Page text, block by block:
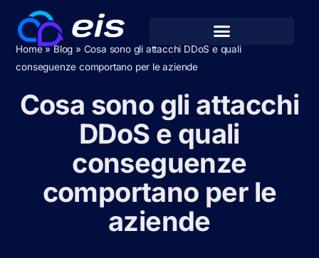
Home»Blog » Cosa sono gli attacchi DDoS e quali
conseguenze comportano per le aziende
Cosa sono gli attacchi
DDoS e quali
conseguenze
comportano per le
aziende